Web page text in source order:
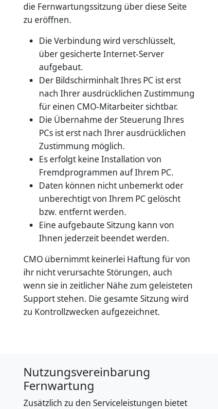
die Fernwartungssitzung über diese Seite
zu eröffnen.
Die Verbindung wird verschlüsselt,
über gesicherte Internet-Server
aufgebaut.
Der Bildschirminhalt Ihres PC ist erst
nach Ihrer ausdrücklichen Zustimmung
für einen CMO-Mitarbeiter sichtbar.
Die Übernahme der Steuerung Ihres
PCs ist erst nach Ihrer ausdrücklichen
Zustimmung möglich.
Es erfolgt keine Installation von
Fremdprogrammen auf Ihrem PC.
Daten können nicht unbemerkt oder
unberechtigt von Ihrem PC gelöscht
bzw. entfernt werden.
Eine aufgebaute Sitzung kann von
Ihnen jederzeit beendet werden.
CMO übernimmt keinerlei Haftung für von
ihr nicht verursachte Störungen, auch
wenn sie in zeitlicher Nähe zum geleisteten
Support stehen. Die gesamte Sitzung wird
zu Kontrollzwecken aufgezeichnet.
Nutzungsvereinbarung
Fernwartung
Zusätzlich zu den Serviceleistungen bietet